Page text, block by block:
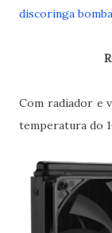
discoringa
Com radiador e
temperatura do